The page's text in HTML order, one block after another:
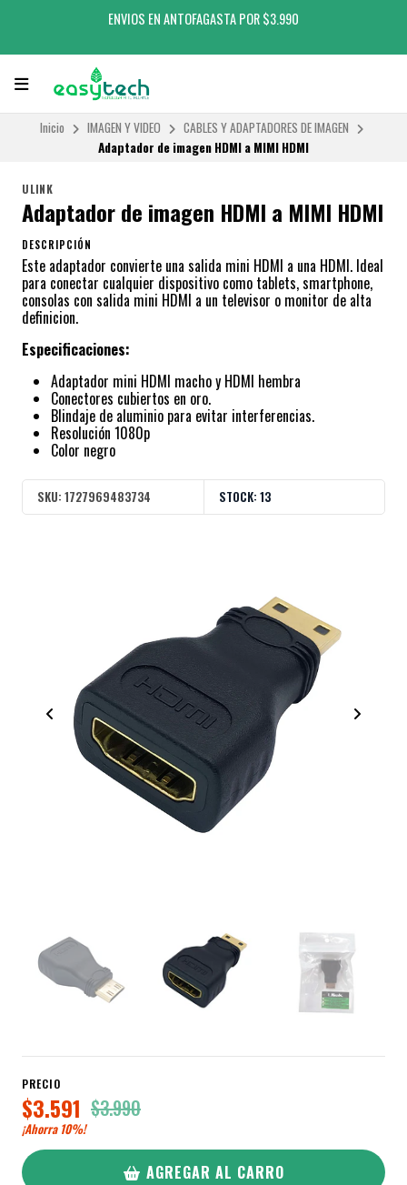
ENVIOS EN ANTOFAGASTA POR $3.990
Inicio IMAGEN Y VIDEO
CABLES Y ADAPTADORES DE IMAGEN
Adaptador de imagen HDMI a MIMI HDMI
ULINK
Adaptador de imagen HDMI a MIMI HDMI
DESCRIPCIÓN
Este adaptador convierte una salida mini HDMI a una HDMI. Ideal
para conectar cualquier dispositivo como tablets, smartphone,
consolas con salida mini HDMI a un televisor o monitor de alta
definicion.
Especificaciones:
Adaptador mini HDMI macho y HDMI hembra
Conectores cubiertos en oro.
Blindaje de aluminio para evitar interferencias.
Resolución 1080p
Color negro
SKU: 1727969483734 STOCK: 13
PRECIO
$3.591 $3.990
¡Ahorra 10%!
AGREGAR AL CARRO